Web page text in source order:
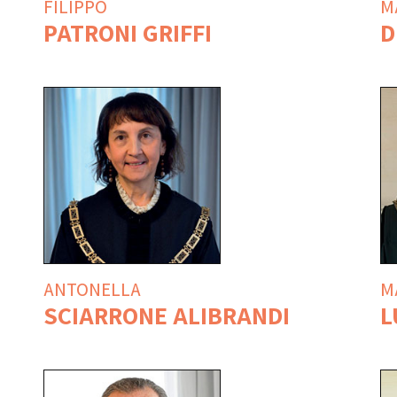
FILIPPO
PATRONI GRIFFI
ANTONELLA
SCIARRONE ALIBRANDI